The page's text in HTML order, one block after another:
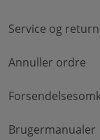
Service og
Annuller ordre
Brugermanualer